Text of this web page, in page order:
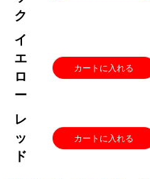
ク
イ
エ
ロ
ー
カートに入れる
レ
ッ
ド
カートに入れる